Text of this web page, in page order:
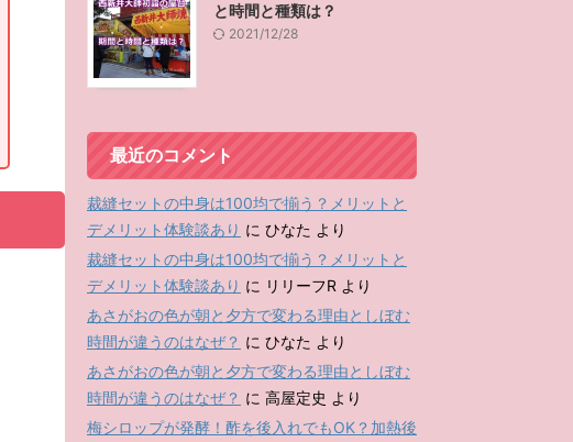
と時間と種類は？
2021/12/28
最近のコメント
裁縫セットの中身は100均で揃う？メリットと
デメリット体験談あり に ひなた より
裁縫セットの中身は100均で揃う？メリットと
デメリット体験談あり に リリーフR より
あさがおの色が朝と夕方で変わる理由としぼむ
時間が違うのはなぜ？ に ひなた より
あさがおの色が朝と夕方で変わる理由としぼむ
時間が違うのはなぜ？ に 高屋定史 より
梅シロップが発酵！酢を後入れでもOK？加熱後